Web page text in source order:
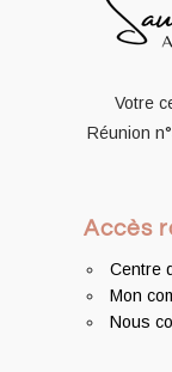
Votre
Réunion
Accès
Centre
Mon
Nous